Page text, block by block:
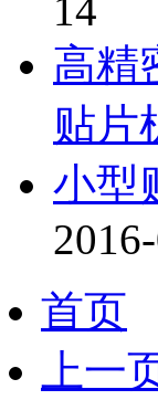
14
高精
贴片
小型
首页
上一